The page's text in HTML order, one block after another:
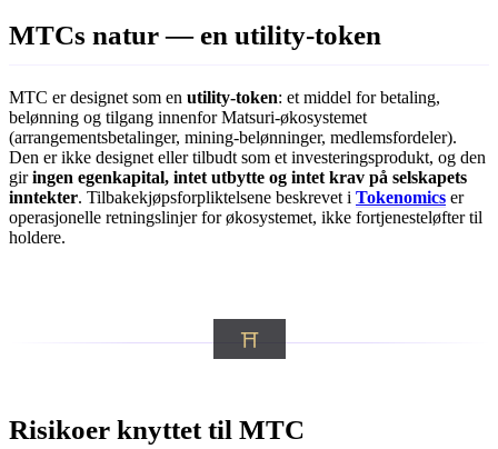
MTCs natur — en utility-token
MTC er designet som en utility-token: et middel for betaling,
belønning og tilgang innenfor Matsuri-økosystemet
(arrangementsbetalinger, mining-belønninger, medlemsfordeler).
Den er ikke designet eller tilbudt som et investeringsprodukt, og den
giringen egenkapital, intet utbytte og intet krav på selskapets
inntekter. Tilbakekjøpsforpliktelsene beskrevet i Tokenomics er
operasjonelle retningslinjer for økosystemet, ikke fortjenesteløfter til
holdere.
Risikoer knyttet til MTC